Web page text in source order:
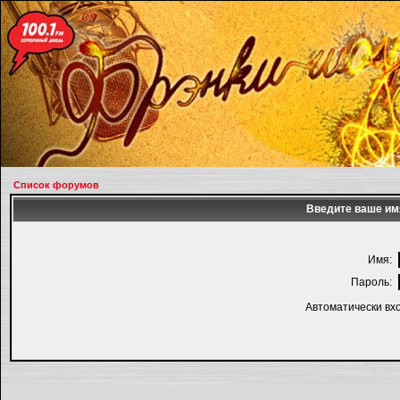
Список форумов
Введите ваше
Имя:
Пароль:
Автоматически